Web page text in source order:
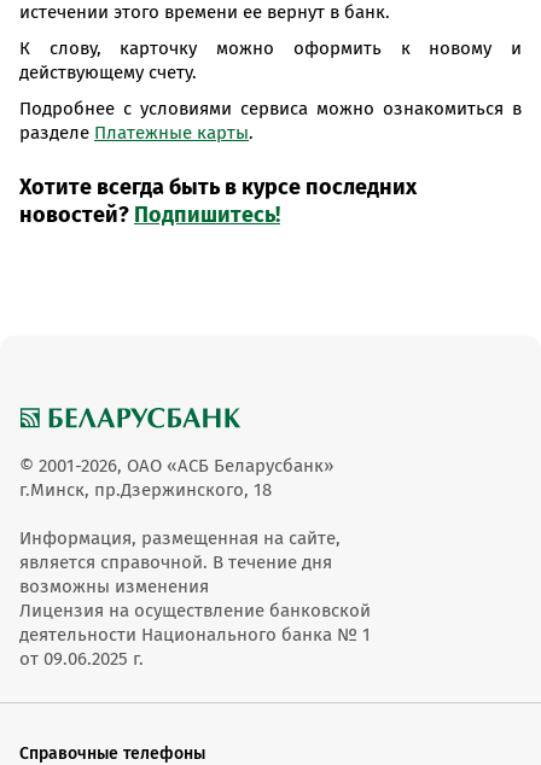
истечении этого времени ее вернут в банк.
К слову, карточку можно оформить к новому и
действующему счету.
Подробнее с условиями сервиса можно ознакомиться в
разделе Платежные карты.
Хотите всегда быть в курсе последних
новостей? Подпишитесь!
© 2001-2026, ОАО «АСБ Беларусбанк»
г.Минск, пр.Дзержинского, 18
Информация, размещенная на сайте,
является справочной. В течение дня
возможны изменения
Лицензия на осуществление банковской
деятельности Национального банка № 1
от 09.06.2025 г.
Справочные телефоны